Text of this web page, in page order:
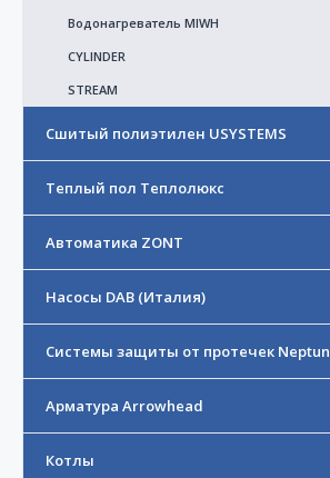
Bодонагреватель MIWH
CYLINDER
STREAM
Сшитый полиэтилен USYSTEMS
Теплый пол Теплолюкс
Автоматика ZONT
Насосы DAB (Италия)
Системы защиты от протечек Neptun
Арматура Arrowhead
Котлы